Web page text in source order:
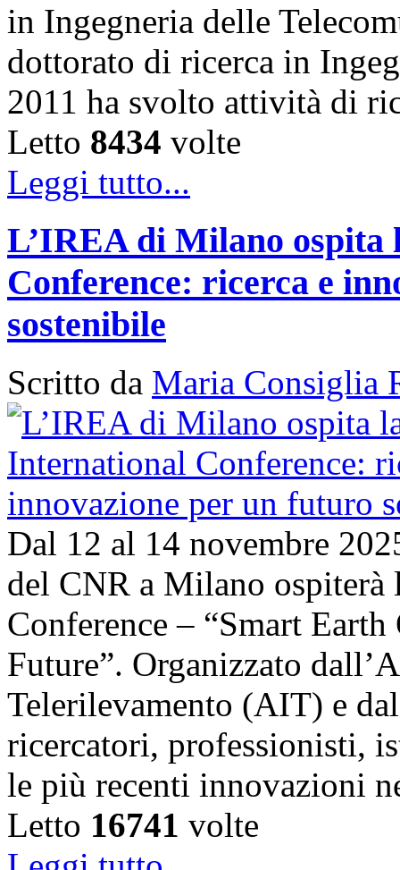
in Ingegneria delle
dottorato di ricerca in
2011 ha svolto attività di
Letto 8434 volte
Leggi tutto...
L’IREA di Milano
Conference: ricerca e
sostenibile
Scritto da Maria Consiglia
Dal 12 al 14 novembre
del CNR a Milano
Conference – “Smart
Future”. Organizzato
Telerilevamento (AIT) e
ricercatori, professionisti,
le più recenti innovazioni
Letto 16741 volte